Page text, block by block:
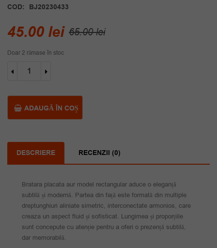
COD: BJ20230433
65.00leiPrețul
45.00 lei
Prețul
Doar 2 rămase în stoc
Cantitate
Bratara
rectangular
ADAUGĂ ÎN COȘ
DESCRIERE RECENZII (0)
Bratara placata aur model rectangular aduce o eleganță
subtilă și modernă. Partea din față este formată din multiple
dreptunghiuri aliniate simetric, interconectate armonios, care
creaza un aspect fluid și sofisticat. Lungimea și proporțiile
sunt concepute cu atenție pentru a oferi o prezență subtilă,
dar memorabilă.